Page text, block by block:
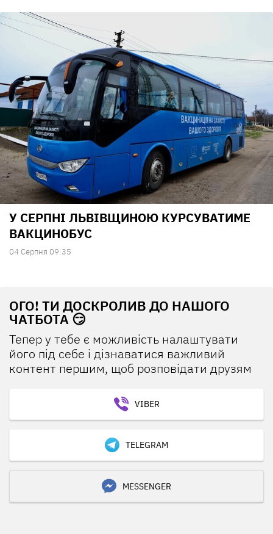
У СЕРПНІ ЛЬВІВЩИНОЮ КУРСУВАТИМЕ
ВАКЦИНОБУС
04 Серпня 09:35
ОГО! ТИ ДОСКРОЛИВ ДО НАШОГО
ЧАТБОТА 😏
Тепер у тебе є можливість налаштувати
його під себе і дізнаватися важливий
контент першим, щоб розповідати друзям
VIBER
TELEGRAM
MESSENGER